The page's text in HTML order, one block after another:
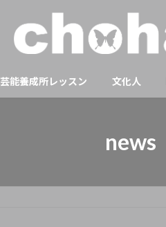
芸能養成所レッスン 文化人
news